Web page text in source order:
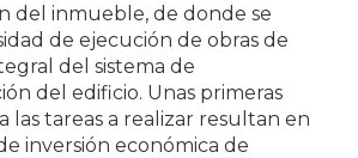
del inmueble, de donde se
de ejecución de obras de
del sistema de
del edificio. Unas primeras
las tareas a realizar resultan en
inversión económica de